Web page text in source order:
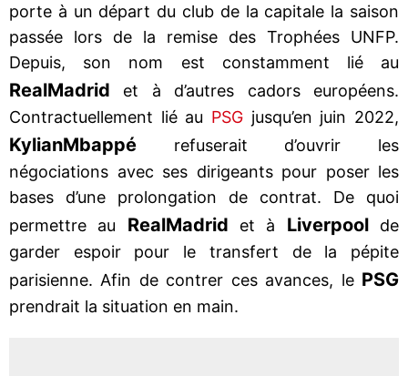
porte à un départ du club de la capitale la saison
passée lors de la remise des Trophées UNFP.
Depuis, son nom est constamment lié au
RealMadrid et à d’autres cadors européens.
Contractuellement lié au PSG jusqu’en juin 2022,
KylianMbappé refuserait d’ouvrir les
négociations avec ses dirigeants pour poser les
bases d’une prolongation de contrat. De quoi
permettre au RealMadrid et à Liverpoolde
garder espoir pour le transfert de la pépite
parisienne. Afin de contrer ces avances, le PSG
prendrait la situation en main.